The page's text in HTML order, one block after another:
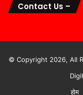
Contact Us –
© Copyright 2026, All
होम